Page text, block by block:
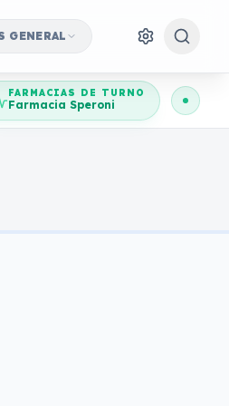
GENERAL
para robar ahorros
FARMACIAS DE TURNO
Farmacia Speroni